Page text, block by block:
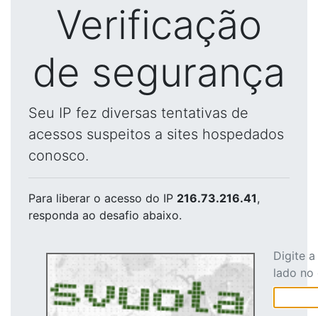
Verificação
de segurança
Seu IP fez diversas tentativas de
acessos suspeitos a sites hospedados
conosco.
Para liberar o acesso do IP 216.73.216.41,
responda ao desafio abaixo.
Digite
lado no